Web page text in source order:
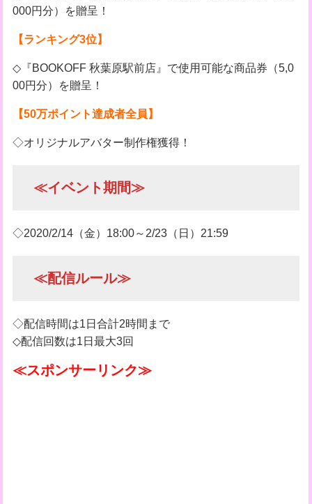
000円分）を贈呈！
【ランキング3位】
◇『BOOKOFF 秋葉原駅前店』で使用可能な商品券（5,0
00円分）を贈呈！
【50万ポイント達成者全員】
◇オリジナルアバター制作権獲得！
≪イベント期間≫
◇2020/2/14（金）18:00～2/23（日）21:59
≪配信ルール≫
◇配信時間は1日合計2時間まで
◇配信回数は1日最大3回
≪スポンサーリンク≫